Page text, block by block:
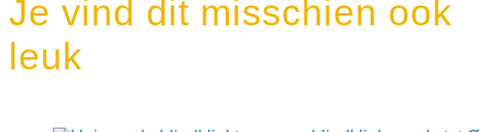
Je vind dit misschien ook
leuk